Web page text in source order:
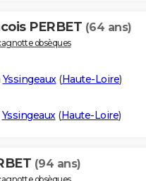
PERBET (64 ans)
obsèques
Yssingeaux(Haute-Loire)
Yssingeaux(Haute-Loire)
(94 ans)